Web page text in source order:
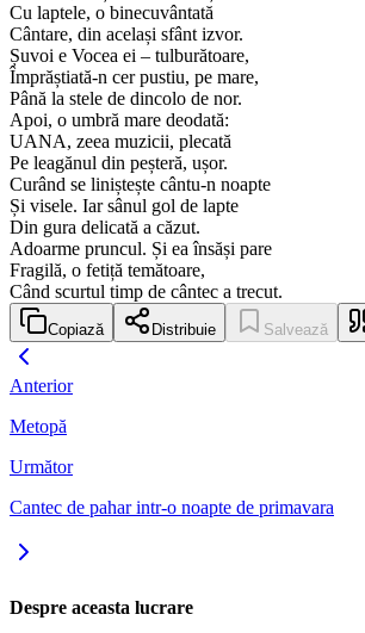
Cu laptele, o binecuvântată
Cântare, din același sfânt izvor.
Șuvoi e Vocea ei – tulburătoare,
Împrăștiată-n cer pustiu, pe mare,
Până la stele de dincolo de nor.
Apoi, o umbră mare deodată:
UANA, zeea muzicii, plecată
Pe leagănul din peșteră, ușor.
Curând se liniștește cântu-n noapte
Și visele. Iar sânul gol de lapte
Din gura delicată a căzut.
Adoarme pruncul. Și ea însăși pare
Fragilă, o fetiță temătoare,
Când scurtul timp de cântec a trecut.
Copiază Distribuie Salvează
Anterior
Metopă
Următor
Cantec de pahar intr-o noapte de primavara
Despre aceasta lucrare